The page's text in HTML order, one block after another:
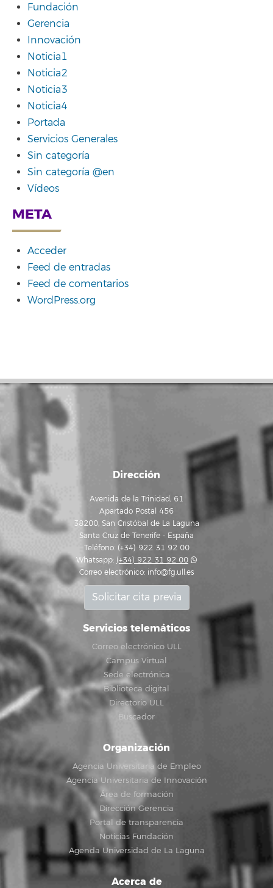
Fundación
Gerencia
Innovación
Noticia1
Noticia2
Noticia3
Noticia4
Portada
Servicios Generales
Sin categoría
Sin categoría @en
Vídeos
META
Acceder
Feed de entradas
Feed de comentarios
WordPress.org
Dirección
Avenida de la Trinidad, 61
Apartado Postal 456
38200, San Cristóbal de La Laguna
Santa Cruz de Tenerife - España
Teléfono: (+34) 922 31 92 00
Whatsapp: (+34) 922 31 92 00
Correo electrónico: info@fg.ull.es
Solicitar cita previa
Servicios telemáticos
Correo electrónico ULL
Campus Virtual
Sede electrónica
Biblioteca digital
Directorio ULL
Buscador
Organización
Agencia Universitaria de Empleo
Agencia Universitaria de Innovación
Área de formación
Dirección Gerencia
Portal de transparencia
Noticias Fundación
Agenda Universidad de La Laguna
Acerca de